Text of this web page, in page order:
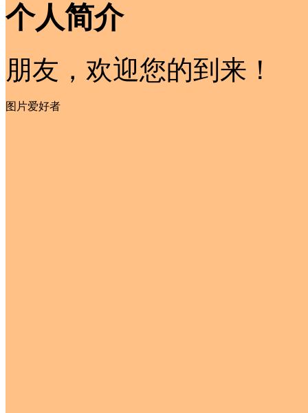
个人简介
朋友，欢迎您的到来！
图片爱好者